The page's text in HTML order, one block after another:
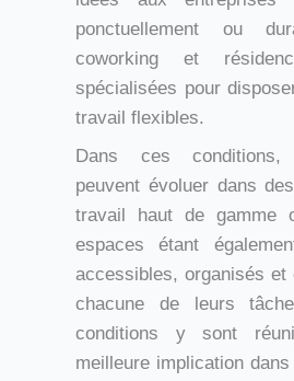
ponctuellement ou
coworking et
spécialisées pour
travail flexibles.
Dans ces
peuvent évoluer dans
travail haut de gamme
espaces étant
accessibles, organisés et
chacune de leurs
conditions y sont
meilleure implication